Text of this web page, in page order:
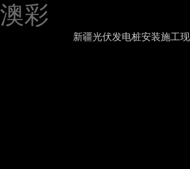
澳彩
新疆光伏发电桩安装施工